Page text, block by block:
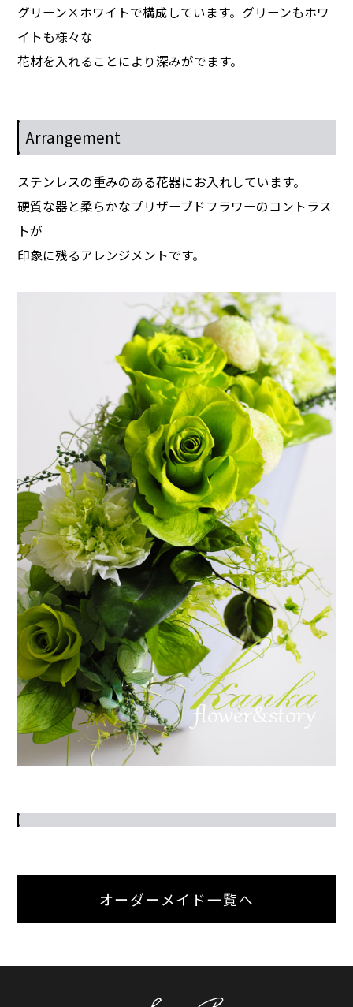
グリーン×ホワイトで構成しています。グリーンもホワ
イトも様々な
花材を入れることにより深みがでます。
Arrangement
ステンレスの重みのある花器にお入れしています。
硬質な器と柔らかなプリザーブドフラワーのコントラス
トが
印象に残るアレンジメントです。
オーダーメイド一覧へ